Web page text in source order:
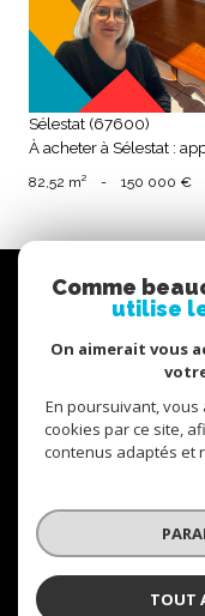
Sélestat (67600)
À acheter à Sélestat :
82,52 m² - 150 000 €
© 2026 | Tous droits
Nos honoraires
Plan du
Comme
utilise
On aimerait vous
En poursuivant,
cookies par ce site,
contenus adaptés et
TOUT